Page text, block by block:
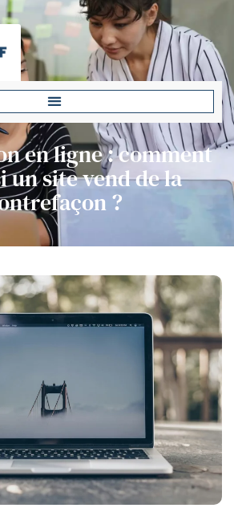
en ligne : comment
un site vend de la
?